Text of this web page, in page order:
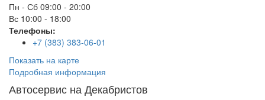
Пн - Сб 09:00 - 20:00
Вс 10:00 - 18:00
Телефоны:
+7 (383) 383-06-01
Показать на карте
Подробная информация
Автосервис на Декабристов